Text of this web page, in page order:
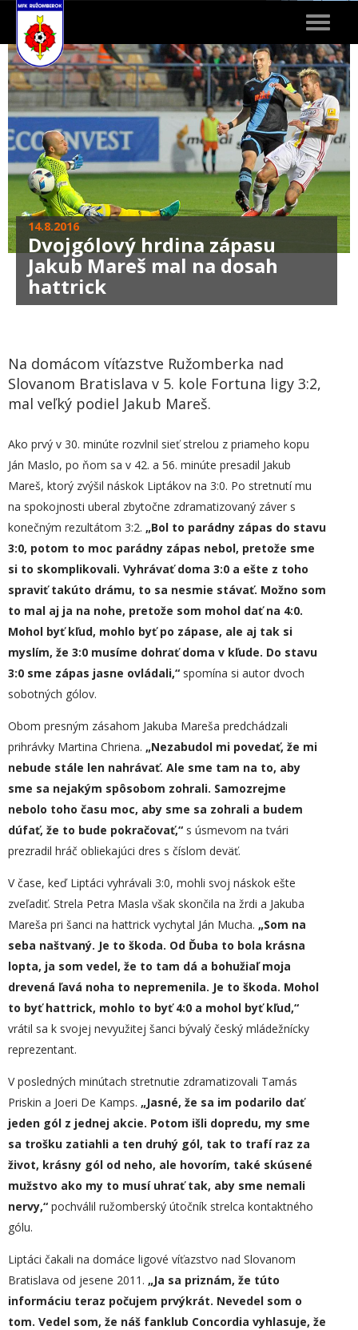
Toggle
14.8.2016
Dvojgólový hrdina zápasu
Jakub Mareš mal na dosah
hattrick
Na domácom víťazstve Ružomberka nad
Slovanom Bratislava v 5. kole Fortuna ligy 3:2,
mal veľký podiel Jakub Mareš.
Ako prvý v 30. minúte rozvlnil sieť strelou z priameho kopu
Ján Maslo, po ňom sa v 42. a 56. minúte presadil Jakub
Mareš, ktorý zvýšil náskok Liptákov na 3:0. Po stretnutí mu
na spokojnosti uberal zbytočne zdramatizovaný záver s
konečným rezultátom 3:2. „Bol to parádny zápas do stavu
3:0, potom to moc parádny zápas nebol, pretože sme
si to skomplikovali. Vyhrávať doma 3:0 a ešte z toho
spraviť takúto drámu, to sa nesmie stávať. Možno som
to mal aj ja na nohe, pretože som mohol dať na 4:0.
Mohol byť kľud, mohlo byť po zápase, ale aj tak si
myslím, že 3:0 musíme dohraťdoma v kľude. Do stavu
3:0 sme zápas jasne ovládali,“ spomína si autor dvoch
sobotných gólov.
Obom presným zásahom Jakuba Mareša predchádzali
prihrávky Martina Chriena. „Nezabudol mi povedať, že mi
nebude stále len nahrávať. Ale sme tam na to, aby
sme sa nejakým spôsobom zohrali. Samozrejme
nebolo toho času moc, aby sme sa zohrali a budem
dúfať, že to bude pokračovať,“ s úsmevom na tvári
prezradil hráč obliekajúci dres s číslom deväť.
V čase, keď Liptáci vyhrávali 3:0, mohli svoj náskok ešte
zveľadiť. Strela Petra Masla však skončila na žrdi a Jakuba
Mareša pri šanci na hattrick vychytal Ján Mucha. „Som na
seba naštvaný. Je to škoda. Od Ďuba to bola krásna
lopta, ja som vedel, že to tam dá a bohužiaľ moja
drevená ľavá noha to nepremenila. Je to škoda. Mohol
to byť hattrick, mohlo to byť 4:0 a mohol byť kľud,“
vrátil sa k svojej nevyužitej šanci bývalý český mládežnícky
reprezentant.
V posledných minútach stretnutie zdramatizovali Tamás
Priskin a Joeri De Kamps. „Jasné, že sa im podarilo dať
jeden gól z jednej akcie. Potom išli dopredu, my sme
sa trošku zatiahli a ten druhý gól, tak to trafí raz za
život, krásny gól od neho, ale hovorím, také skúsené
mužstvo ako my to musí uhrať tak, aby sme nemali
nervy,“ pochválil ružomberský útočník strelca kontaktného
gólu.
Liptáci čakali na domáce ligové víťazstvo nad Slovanom
Bratislava od jesene 2011. „Ja sa priznám, že túto
informáciu teraz počujem prvýkrát. Nevedel som o
tom. Vedel som, že náš fanklub Concordia vyhlasuje, že